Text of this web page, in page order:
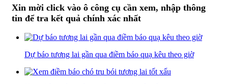
Xin mời click vào ô công cụ cần xem, nhập thông
tin để tra kết quả chính xác nhất
Dự báo tương lai gần qua điềm báo quạ kêu theo giờ